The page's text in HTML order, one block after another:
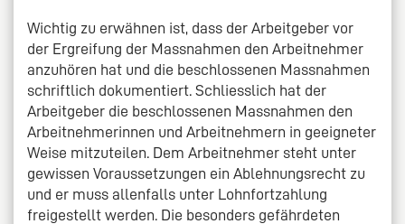
Wichtig zu erwähnen ist, dass der Arbeitgeber vor
der Ergreifung der Massnahmen den Arbeitnehmer
anzuhören hat und die beschlossenen Massnahmen
schriftlich dokumentiert. Schliesslich hat der
Arbeitgeber die beschlossenen Massnahmen den
Arbeitnehmerinnen und Arbeitnehmern in geeigneter
Weise mitzuteilen. Dem Arbeitnehmer steht unter
gewissen Voraussetzungen ein Ablehnungsrecht zu
und er muss allenfalls unter Lohnfortzahlung
freigestellt werden. Die besonders gefährdeten